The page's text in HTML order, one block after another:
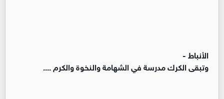
الأنباط -
وتبقى الكرك مدرسة في الشهامة والنخوة والكرم ....